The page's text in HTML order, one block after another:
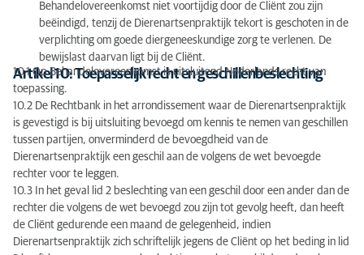
Behandelovereenkomst niet voortijdig door de Cliënt zou zijn
beëindigd, tenzij de Dierenartsenpraktijk tekort is geschoten in de
verplichting om goede diergeneeskundige zorg te verlenen. De
bewijslast daarvan ligt bij de Cliënt.
Artikel 10: Toepasselijk recht en geschillenbeslechting
10.1 Op Behandelovereenkomst is uitsluitend Nederlands recht van
toepassing.
10.2 De Rechtbank in het arrondissement waar de Dierenartsenpraktijk
is gevestigd is bij uitsluiting bevoegd om kennis te nemen van geschillen
tussen partijen, onverminderd de bevoegdheid van de
Dierenartsenpraktijk een geschil aan de volgens de wet bevoegde
rechter voor te leggen.
10.3 In het geval lid 2 beslechting van een geschil door een ander dan de
rechter die volgens de wet bevoegd zou zijn tot gevolg heeft, dan heeft
de Cliënt gedurende een maand de gelegenheid, indien
Dierenartsenpraktijk zich schriftelijk jegens de Cliënt op het beding in lid